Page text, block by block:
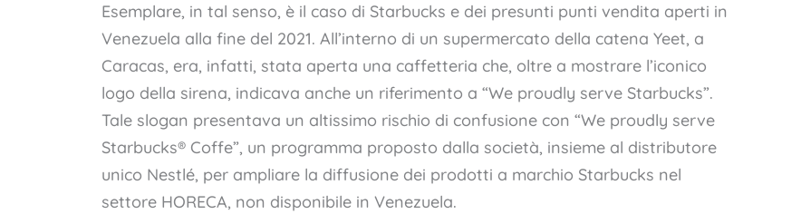
Esemplare, in tal senso, è il caso di Starbucks e dei presunti punti vendita aperti in
Venezuela alla fine del 2021. All’interno di un supermercato della catena Yeet, a
Caracas, era, infatti, stata aperta una caffetteria che, oltre a mostrare l’iconico
logo della sirena, indicava anche un riferimento a “We proudly serve Starbucks”.
Tale slogan presentava un altissimo rischio di confusione con “We proudly serve
Starbucks® Coffe”, un programma proposto dalla società, insieme al distributore
unico Nestlé, per ampliare la diffusione dei prodotti a marchio Starbucks nel
settore HORECA, non disponibile in Venezuela.